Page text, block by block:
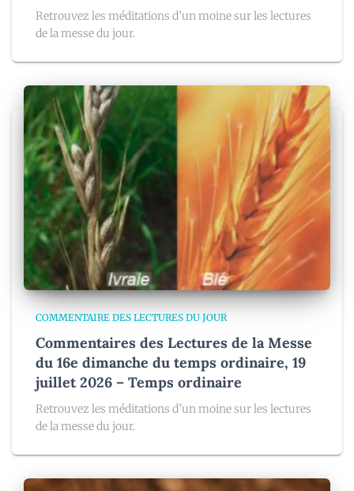
Retrouvez les méditations d’un moine sur les lectures
de la messe du jour.
COMMENTAIRE DES LECTURES DU JOUR
Commentaires des Lectures de la Messe
du 16e dimanche du temps ordinaire, 19
juillet 2026 – Temps ordinaire
Retrouvez les méditations d’un moine sur les lectures
de la messe du jour.